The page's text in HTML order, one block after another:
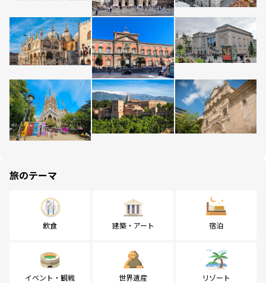
旅のテーマ
飲食 建築・アート 宿泊
イベント・観戦 世界遺産 リゾート